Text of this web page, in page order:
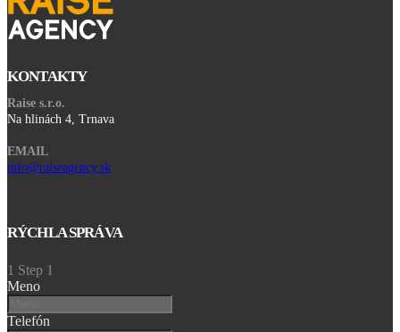
KONTAKTY
Raise s.r.o.
Na hlinách 4, Trnava
EMAIL
info@raiseagency.sk
RÝCHLA SPRÁVA
1 Step 1
Meno
Telefón